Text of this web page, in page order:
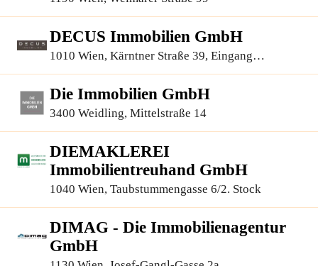
DECUS Immobilien GmbH
1010 Wien, Kärntner Straße 39, Eingang
Die Immobilien GmbH
3400 Weidling, Mittelstraße 14
DIEMAKLEREI
Immobilientreuhand GmbH
1040 Wien, Taubstummengasse 6/2. Stock
DIMAG - Die Immobilienagentur
GmbH